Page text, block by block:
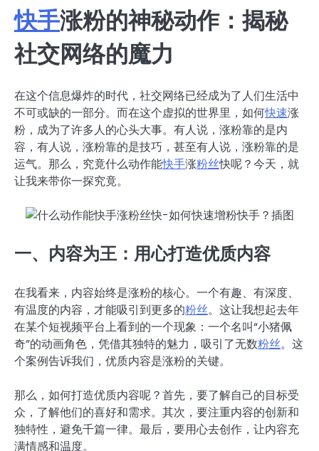
快手涨粉的神秘动作：揭秘
社交网络的魔力
在这个信息爆炸的时代，社交网络已经成为了人们生活中
不可或缺的一部分。而在这个虚拟的世界里，如何快速涨
粉，成为了许多人的心头大事。有人说，涨粉靠的是内
容，有人说，涨粉靠的是技巧，甚至有人说，涨粉靠的是
运气。那么，究竟什么动作能快手涨粉丝快呢？今天，就
让我来带你一探究竟。
一、内容为王：用心打造优质内容
在我看来，内容始终是涨粉的核心。一个有趣、有深度、
有温度的内容，才能吸引到更多的粉丝。这让我想起去年
在某个短视频平台上看到的一个现象：一个名叫“小猪佩
奇”的动画角色，凭借其独特的魅力，吸引了无数粉丝。这
个案例告诉我们，优质内容是涨粉的关键。
那么，如何打造优质内容呢？首先，要了解自己的目标受
众，了解他们的喜好和需求。其次，要注重内容的创新和
独特性，避免千篇一律。最后，要用心去创作，让内容充
满情感和温度。